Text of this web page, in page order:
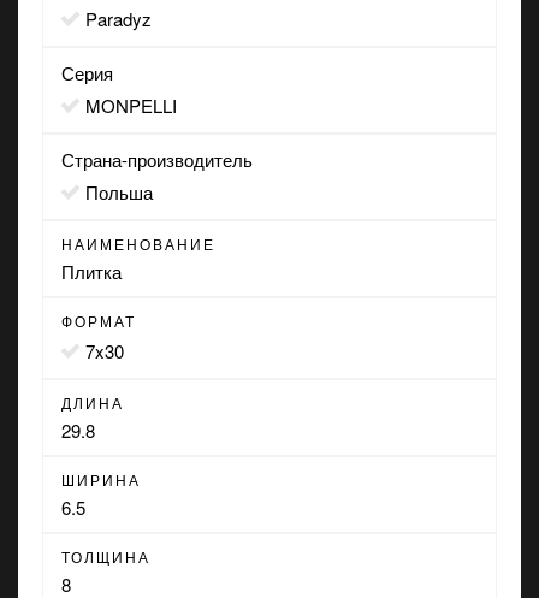
Paradyz
Серия
MONPELLI
Страна-производитель
Польша
НАИМЕНОВАНИЕ
Плитка
ФОРМАТ
7x30
ДЛИНА
29.8
ШИРИНА
6.5
ТОЛЩИНА
8